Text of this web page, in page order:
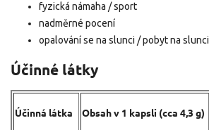
fyzická námaha / sport
nadměrné pocení
opalování se na slunci / pobyt na slunci
Účinné látky
Účinná látka Obsah v 1 kapsli (cca 4,3 g)